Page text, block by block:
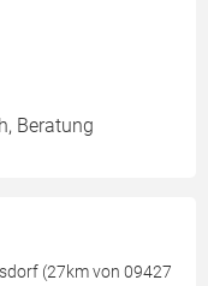
Beratung
(27km von 09427